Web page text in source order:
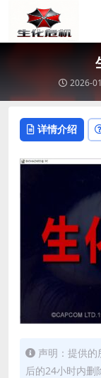
2026-
详情介绍
声明：提供
后的24小时内删